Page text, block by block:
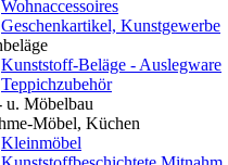
Wohnaccessoires
Geschenkartikel, Kunstgewerbe
Kunststoff-Beläge - Auslegware
Teppichzubehör
u. Möbelbau
Möbel, Küchen
Kleinmöbel